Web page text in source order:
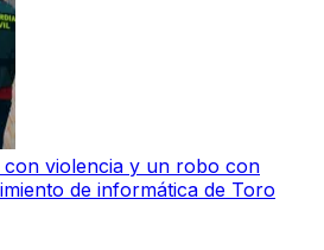
violencia y un robo con
de informática de Toro